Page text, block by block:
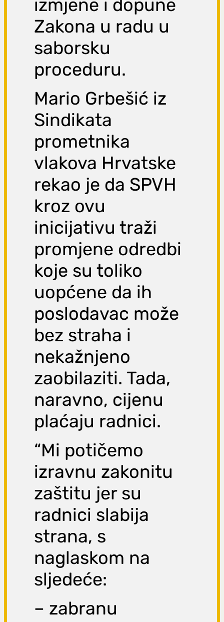
izmjene i dopune
Zakona u radu u
saborsku
proceduru.
Mario Grbešić iz
Sindikata
prometnika
vlakova Hrvatske
rekao je da SPVH
kroz ovu
inicijativu traži
promjene odredbi
koje su toliko
uopćene da ih
poslodavac može
bez straha i
nekažnjeno
zaobilaziti. Tada,
naravno, cijenu
plaćaju radnici.
“Mi potičemo
izravnu zakonitu
zaštitu jer su
radnici slabija
strana, s
naglaskom na
sljedeće:
– zabranu